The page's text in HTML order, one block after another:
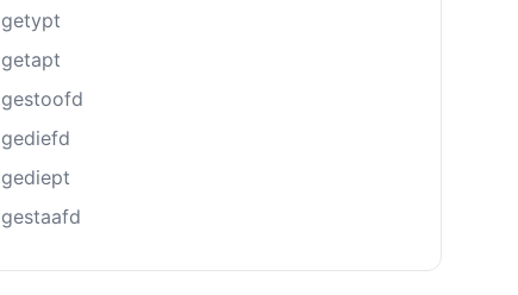
getypt
getapt
gestoofd
gediefd
gediept
gestaafd